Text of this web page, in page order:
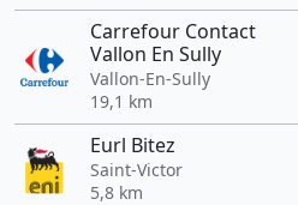
Carrefour Contact
Vallon En Sully
Vallon-En-Sully
19,1 km
Eurl Bitez
Saint-Victor
5,8 km